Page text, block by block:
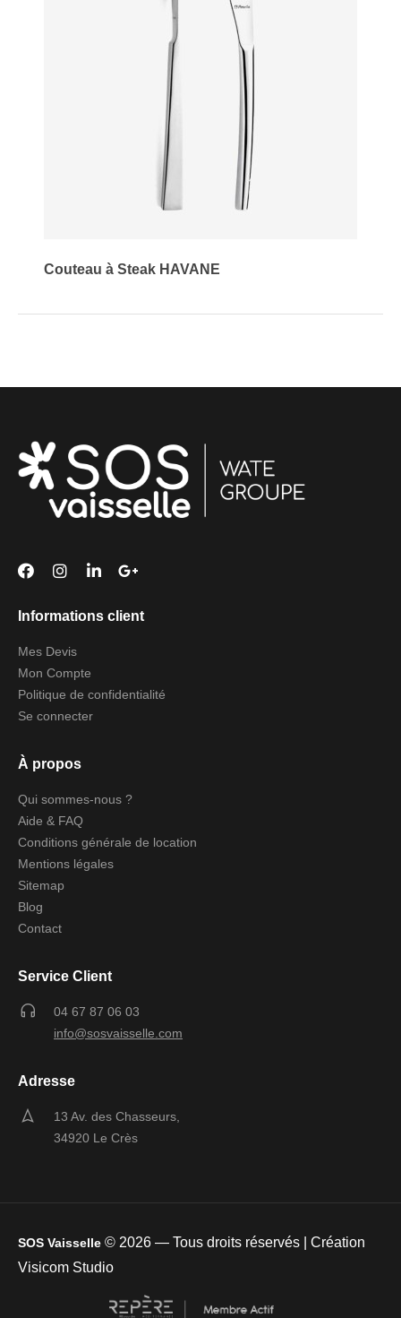
Couteau à Steak HAVANE
Informations client
Mes Devis
Mon Compte
Politique de confidentialité
Se connecter
À propos
Qui sommes-nous ?
Aide & FAQ
Conditions générale de location
Mentions légales
Sitemap
Blog
Contact
Service Client
04 67 87 06 03
info@sosvaisselle.com
Adresse
13 Av. des Chasseurs,
34920 Le Crès
SOS Vaisselle © 2026 — Tous droits réservés | Création
Visicom Studio